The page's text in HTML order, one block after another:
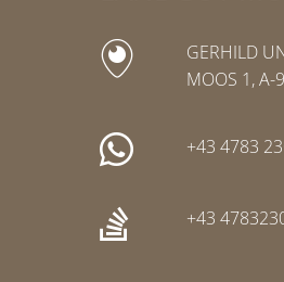
GERHILD
MOOS 1, A-
+43 4783
+43